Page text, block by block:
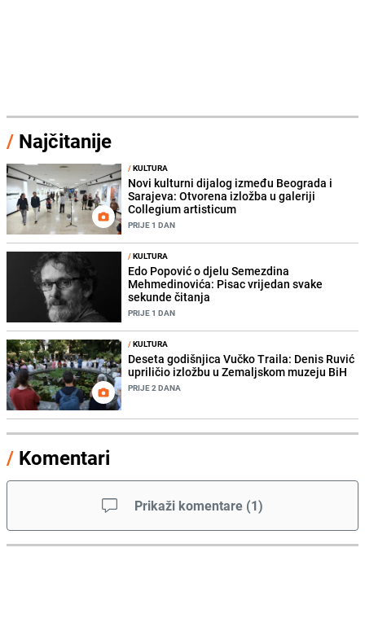
/ Najčitanije
/KULTURA
Novi kulturni dijalog između Beograda i
Sarajeva: Otvorena izložba u galeriji
Collegium artisticum
PRIJE 1 DAN
/KULTURA
Edo Popović o djelu Semezdina
Mehmedinovića: Pisac vrijedan svake
sekunde čitanja
PRIJE 1 DAN
/KULTURA
Deseta godišnjica Vučko Traila: Denis Ruvić
upriličio izložbu u Zemaljskom muzeju BiH
PRIJE 2 DANA
/ Komentari
Prikaži komentare (1)